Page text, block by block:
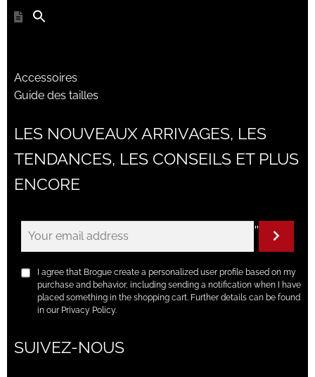
Accessoires
Guide des tailles
LES NOUVEAUX ARRIVAGES, LES
TENDANCES, LES CONSEILS ET PLUS
ENCORE
"
I agree that Brogue create a personalized user profile based on my
purchase and behavior, including sending a notification when I have
placed something in the shopping cart. Further details can be found
in our Privacy Policy.
SUIVEZ-NOUS